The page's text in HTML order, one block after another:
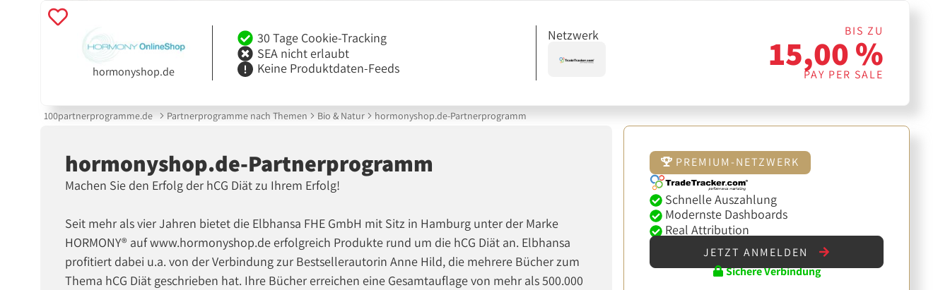
hormonyshop.de
30 Tage Cookie-Tracking
SEA nicht erlaubt
Keine Produktdaten-Feeds
Netzwerk BIS ZU
15,00 %
PAY PER SALE
100partnerprogramme.de Partnerprogramme nach Themen Bio & Natur hormonyshop.de-Partnerprogramm
hormonyshop.de-Partnerprogramm
Machen Sie den Erfolg der hCG Diät zu Ihrem Erfolg!
Seit mehr als vier Jahren bietet die Elbhansa FHE GmbH mit Sitz in Hamburg unter der Marke
HORMONY® auf www.hormonyshop.de erfolgreich Produkte rund um die hCG Diät an. Elbhansa
profitiert dabei u.a. von der Verbindung zur Bestsellerautorin Anne Hild, die mehrere Bücher zum
Thema hCG Diät geschrieben hat. Ihre Bücher erreichen eine Gesamtauflage von mehr als 500.000
PREMIUM-NETZWERK
Schnelle Auszahlung
Modernste Dashboards
Real Attribution
JETZT ANMELDEN
Sichere Verbindung